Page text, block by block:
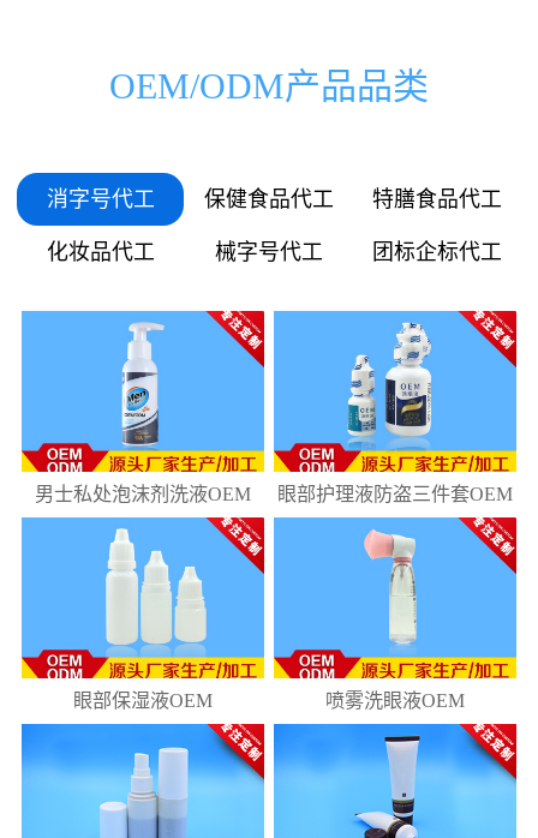
1332
1665
1998
2000
3000
06
08
10
072
109
145
181
218
OEM/ODM产品品类
消字号代工 保健食品代工 特膳食品代工
化妆品代工 械字号代工 团标企标代工
男士私处泡沫剂洗液OEM 眼部护理液防盗三件套OEM
眼部保湿液OEM 喷雾洗眼液OEM